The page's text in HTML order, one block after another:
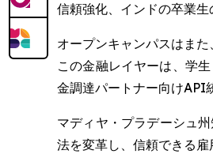
信頼強化、インドの卒業生
オープンキャンパスはま
この金融レイヤーは、学
金調達パートナー向けAPI
マディヤ・プラデーシュ
法を変革し、信頼できる